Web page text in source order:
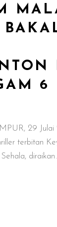
6
29 Julai
terbitan
Sehala, diraikan